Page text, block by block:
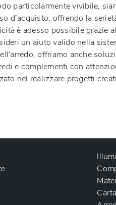
particolarmente vivibile,
d’acquisto, offrendo la
è adesso possibile grazie
un aiuto valido nella
offriamo anche
e complementi con
nel realizzare progetti